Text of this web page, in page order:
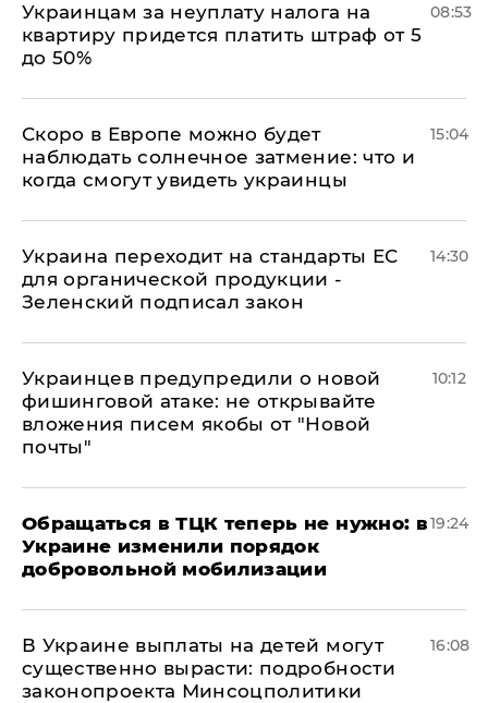
Украинцам за неуплату налога на
квартиру придется платить штраф от 5
до 50%
08:53
Скоро в Европе можно будет
наблюдать солнечное затмение: что и
когда смогут увидеть украинцы
15:04
Украина переходит на стандарты ЕС
для органической продукции -
Зеленский подписал закон
14:30
Украинцев предупредили о новой
фишинговой атаке: не открывайте
вложения писем якобы от "Новой
почты"
10:12
Обращаться в ТЦК теперь не нужно: в
Украине изменили порядок
добровольной мобилизации
19:24
В Украине выплаты на детей могут
существенно вырасти: подробности
законопроекта Минсоцполитики
16:08